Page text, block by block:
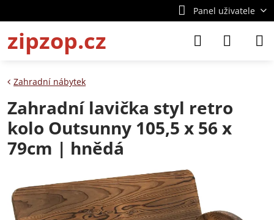
Panel uživatele
zipzop.cz
Zahradní nábytek
Zahradní lavička styl retro
kolo Outsunny 105,5 x 56 x
79cm | hnědá